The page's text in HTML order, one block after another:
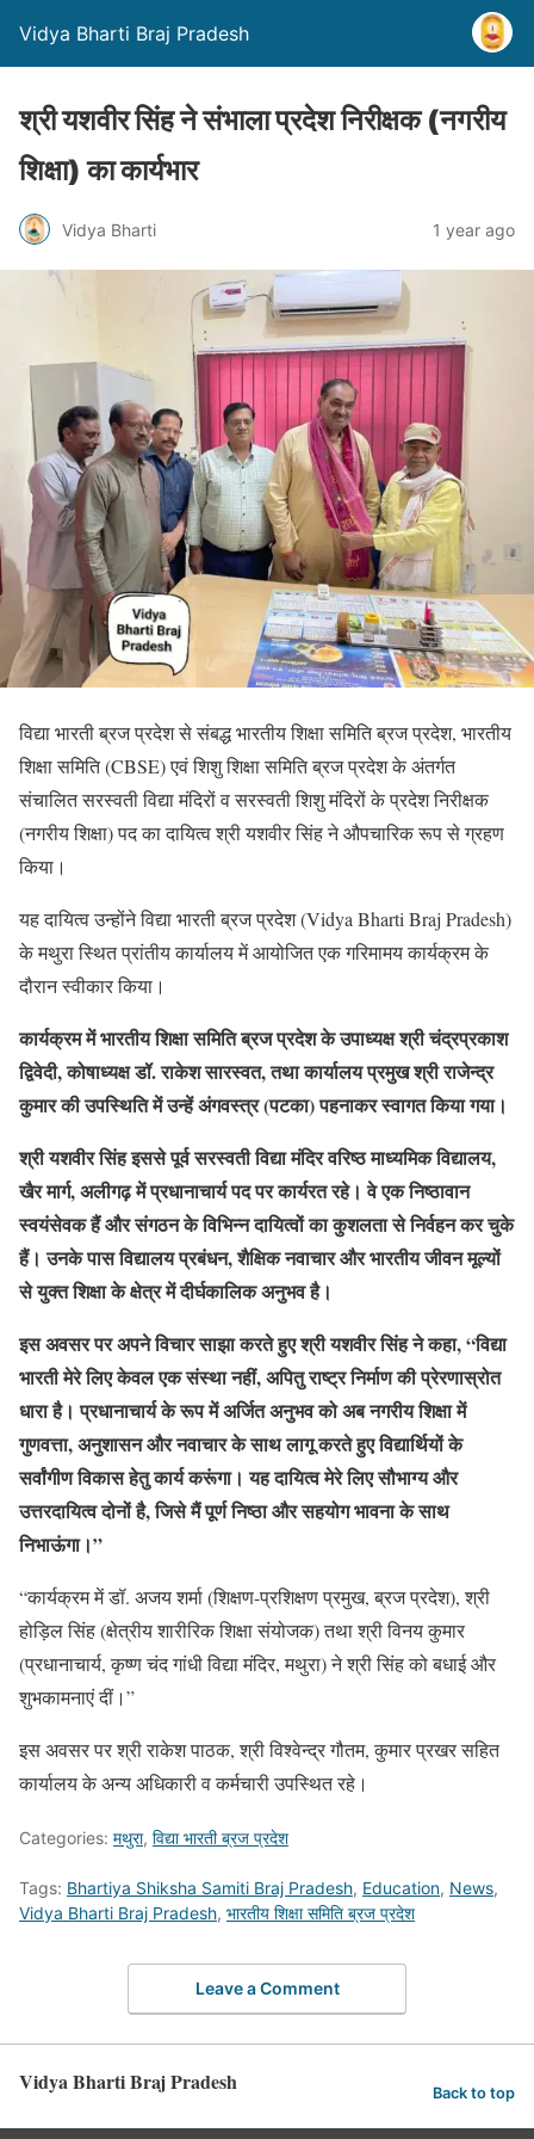
Vidya Bharti Braj Pradesh
श्री यशवीर सिंह ने संभाला प्रदेश निरीक्षक (नगरीय
शिक्षा) का कार्यभार
Vidya Bharti 1 year ago
विद्या भारती ब्रज प्रदेश से संबद्ध भारतीय शिक्षा समिति ब्रज प्रदेश, भारतीय
शिक्षा समिति (CBSE) एवं शिशु शिक्षा समिति ब्रज प्रदेश के अंतर्गत
संचालित सरस्वती विद्या मंदिरों व सरस्वती शिशु मंदिरों के प्रदेश निरीक्षक
(नगरीय शिक्षा) पद का दायित्व श्री यशवीर सिंह ने औपचारिक रूप से ग्रहण
किया।
यह दायित्व उन्होंने विद्या भारती ब्रज प्रदेश (Vidya Bharti Braj Pradesh)
के मथुरा स्थित प्रांतीय कार्यालय में आयोजित एक गरिमामय कार्यक्रम के
दौरान स्वीकार किया।
कार्यक्रम में भारतीय शिक्षा समिति ब्रज प्रदेश के उपाध्यक्ष श्री चंद्रप्रकाश
द्विवेदी, कोषाध्यक्ष डॉ. राकेश सारस्वत, तथा कार्यालय प्रमुख श्री राजेन्द्र
कुमार की उपस्थिति में उन्हें अंगवस्त्र (पटका) पहनाकर स्वागत किया गया।
श्री यशवीर सिंह इससे पूर्व सरस्वती विद्या मंदिर वरिष्ठ माध्यमिक विद्यालय,
खैर मार्ग, अलीगढ़ में प्रधानाचार्य पद पर कार्यरत रहे। वे एक निष्ठावान
स्वयंसेवक हैं और संगठन के विभिन्न दायित्वों का कुशलता से निर्वहन कर चुके
हैं। उनके पास विद्यालय प्रबंधन, शैक्षिक नवाचार और भारतीय जीवन मूल्यों
से युक्त शिक्षा के क्षेत्र में दीर्घकालिक अनुभव है।
इस अवसर पर अपने विचार साझा करते हुए श्री यशवीर सिंह ने कहा, “विद्या
भारती मेरे लिए केवल एक संस्था नहीं, अपितु राष्ट्र निर्माण की प्रेरणास्रोत
धारा है। प्रधानाचार्य के रूप में अर्जित अनुभव को अब नगरीय शिक्षा में
गुणवत्ता, अनुशासन और नवाचार के साथ लागू करते हुए विद्यार्थियों के
सर्वांगीण विकास हेतु कार्य करूंगा। यह दायित्व मेरे लिए सौभाग्य और
उत्तरदायित्व दोनों है, जिसे मैं पूर्ण निष्ठा और सहयोग भावना के साथ
निभाऊंगा।”
“कार्यक्रम में डॉ. अजय शर्मा (शिक्षण-प्रशिक्षण प्रमुख, ब्रज प्रदेश), श्री
होड़िल सिंह (क्षेत्रीय शारीरिक शिक्षा संयोजक) तथा श्री विनय कुमार
(प्रधानाचार्य, कृष्ण चंद गांधी विद्या मंदिर, मथुरा) ने श्री सिंह को बधाई और
शुभकामनाएं दीं।”
इस अवसर पर श्री राकेश पाठक, श्री विश्वेन्द्र गौतम, कुमार प्रखर सहित
कार्यालय के अन्य अधिकारी व कर्मचारी उपस्थित रहे।
Categories: मथुरा, विद्या भारती ब्रज प्रदेश
Tags: Bhartiya Shiksha Samiti Braj Pradesh, Education, News,
Vidya Bharti Braj Pradesh, भारतीय शिक्षा समिति ब्रज प्रदेश
Leave a Comment
Vidya Bharti Braj Pradesh Back to top